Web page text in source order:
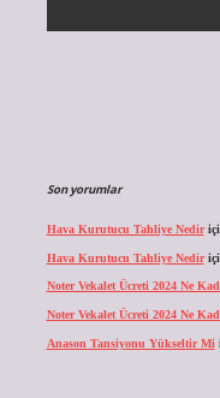
Son yorumlar
Hava Kurutucu Tahliye Nedir
Hava Kurutucu Tahliye Nedir
Noter Vekalet Ücreti 2024 Ne
Noter Vekalet Ücreti 2024 Ne
Anason Tansiyonu Yükseltir Mi